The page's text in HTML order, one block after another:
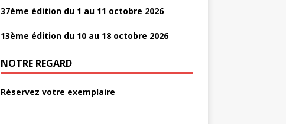
37ème édition du 1 au 11 octobre 2026
13ème édition du 10 au 18 octobre 2026
NOTRE REGARD
Réservez votre exemplaire